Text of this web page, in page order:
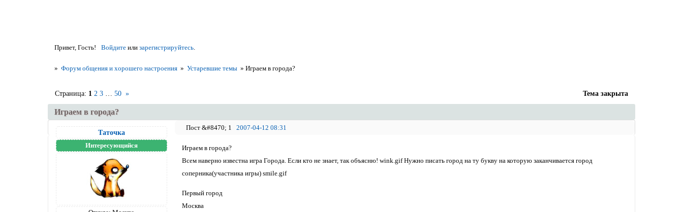
Привет, Гость! Войдитеили зарегистрируйтесь.
» Форум общения и хорошего настроения » Устаревшие темы »Играем в города?
Играем в города?
Страница: 1 2 3 50 » Тема закрыта
1 2007-04-12 08:31
Таточка
Интересующийся
Играем в города?
Всем наверно известна игра Города. Если кто не знает, так объясню! wink.gif Нужно писать город на ту букву на которую заканчивается город
соперника(участника игры) smile.gif
Первый город
Москва